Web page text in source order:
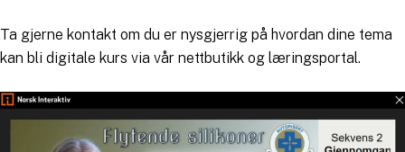
Ta gjerne kontakt om du er nysgjerrig på hvordan dine tema
kan bli digitale kurs via vår nettbutikk og læringsportal.